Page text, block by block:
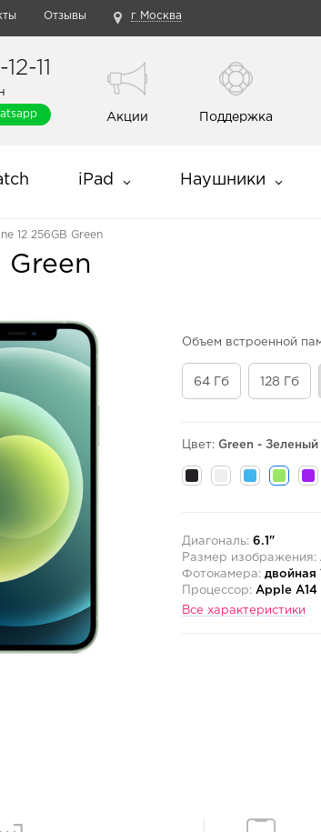
Отзывы г Москва
11
Акции Поддержка
iPad Наушники
12 256GB Green
Green
Объем встроенной
64 Гб 128 Гб
Цвет: Green - Зеленый
Диагональ: 6.1"
Размер изображения:
Фотокамера: двойная
Процессор: Apple
Все характеристики